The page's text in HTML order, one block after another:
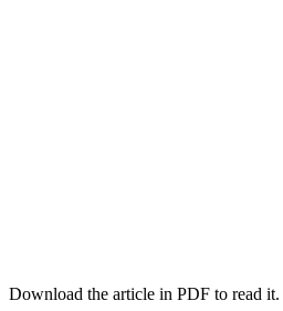
Download the article in PDF to read it.